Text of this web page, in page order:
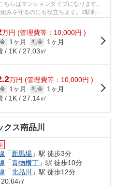
らはマンションタイプになります。
みを守るのにも役立ちます。2駅利用
す...
万円 (管理費等：10,000円 )
1ヶ月 礼金
1ヶ月
/ 1K / 27.03㎡
万円 (管理費等：10,000円 )
1ヶ月 礼金
1ヶ月
/ 1K / 27.14㎡
クス南品川
「新馬場 」駅 徒歩3分
「青物横丁 」駅 徒歩10分
「北品川
」駅 徒歩12分
㎡